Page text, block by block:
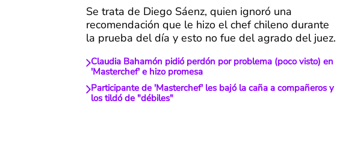
Se trata de Diego Sáenz, quien ignoró una
recomendación que le hizo el chef chileno durante
la prueba del día y esto no fue del agrado del juez.
Claudia Bahamón pidió perdón por problema (poco visto) en
'Masterchef' e hizo promesa
Participante de 'Masterchef' les bajó la caña a compañeros y
los tildó de "débiles"